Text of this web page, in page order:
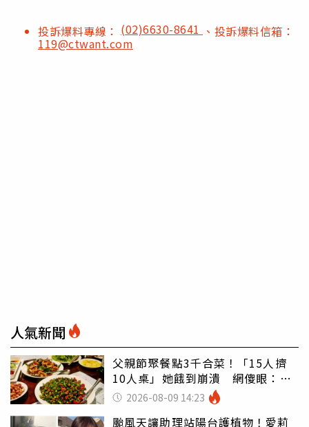
投訴爆料專線： (02)6630-8641 、投訴爆料信箱：
119@ctwant.com
人氣新聞
父親節聚餐點3千合菜！「15人擠
10人桌」她餓到崩潰 網傻眼：讓
店家看笑話
2026-08-09 14:23
颱風天讓助理站陽台護植物！愛莉